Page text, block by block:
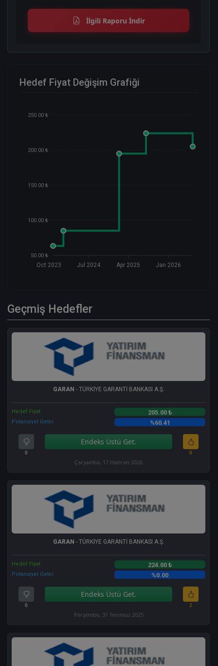
İlgili Raporu İndir
Hedef Fiyat Değişim Grafiği
250.00 ₺
200.00 ₺
150.00 ₺
100.00 ₺
50.00 ₺
Oct 2023 Jul 2024 Apr 2025 Jan 2026
Geçmiş Hedefler
GARAN - TÜRKİYE GARANTİ BANKASI A.Ş.
Hedef Fiyat 205.00 ₺
Potansiyel Getiri %60.41
0
Endeks Üstü Get.
0
Çarşamba, 17 Haziran 2026
GARAN - TÜRKİYE GARANTİ BANKASI A.Ş.
Hedef Fiyat 224.00 ₺
Potansiyel Getiri %0.00
0
Endeks Üstü Get.
2
Perşembe, 31 Temmuz 2025